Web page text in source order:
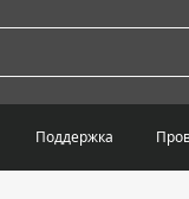
Поддержка